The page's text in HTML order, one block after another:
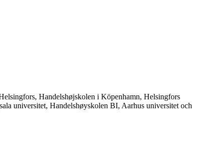
Handelshøjskolen i Köpenhamn, Helsingfors
universitet, Handelshøyskolen BI, Aarhus universitet och